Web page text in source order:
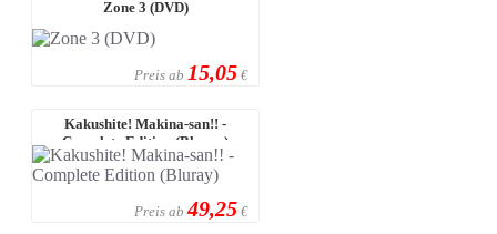
Zone 3 (DVD)
Preis ab 15,05 €
Kakushite! Makina-san!! -
Complete Edition (Bluray)
Preis ab 49,25 €